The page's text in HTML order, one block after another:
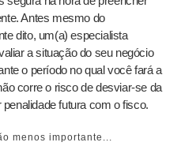
Antes mesmo do
dito, um(a) especialista
a situação do seu negócio
o período no qual você fará a
corre o risco de desviar-se da
futura com o fisco.
menos importante...